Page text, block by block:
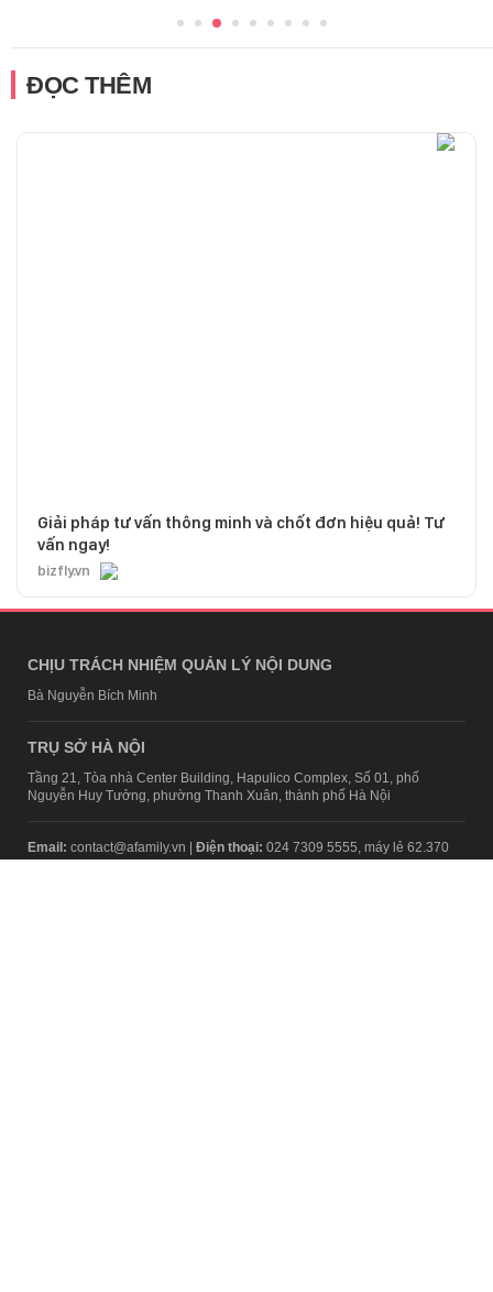
ĐỌC THÊM
Giải pháp tư vấn thông minh và chốt đơn hiệu quả! Tư
vấn ngay!
bizfly.vn
CHỊU TRÁCH NHIỆM QUẢN LÝ NỘI DUNG
Bà Nguyễn Bích Minh
TRỤ SỞ HÀ NỘI
Tầng 21, Tòa nhà Center Building, Hapulico Complex, Số 01, phố
Nguyễn Huy Tưởng, phường Thanh Xuân, thành phố Hà Nội
Email: contact@afamily.vn | Điện thoại: 024 7309 5555, máy lẻ 62.370